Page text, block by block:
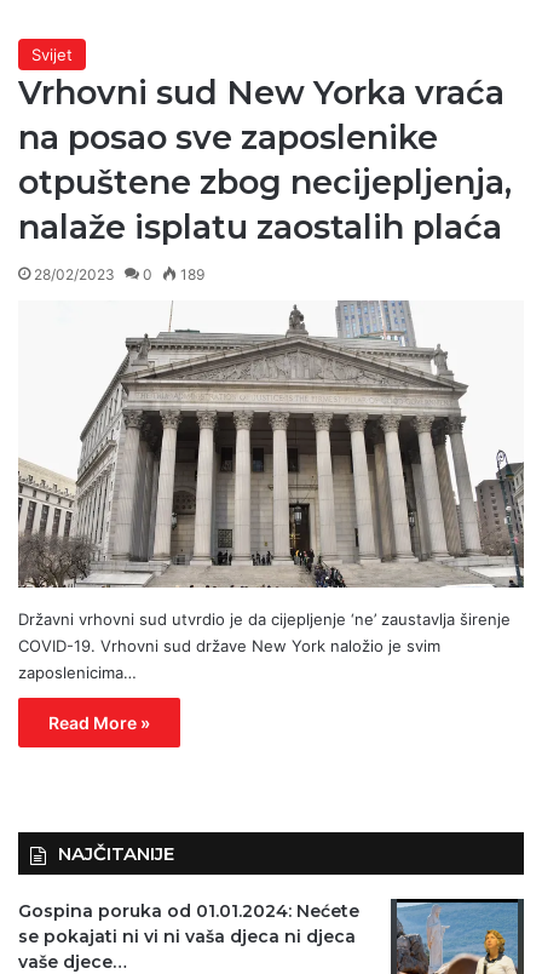
Svijet
Vrhovni sud New Yorka vraća
na posao sve zaposlenike
otpuštene zbog necijepljenja,
nalaže isplatu zaostalih plaća
28/02/2023 0 189
Državni vrhovni sud utvrdio je da cijepljenje ‘ne’ zaustavlja širenje
COVID-19. Vrhovni sud države New York naložio je svim
zaposlenicima…
Read More »
NAJČITANIJE
Gospina poruka od 01.01.2024: Nećete
se pokajati ni vi ni vaša djeca ni djeca
vaše djece…